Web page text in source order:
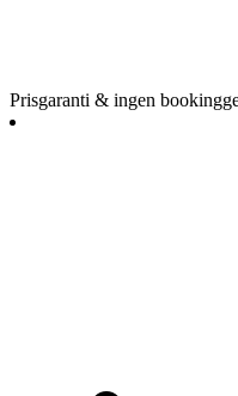
Prisgaranti & ingen